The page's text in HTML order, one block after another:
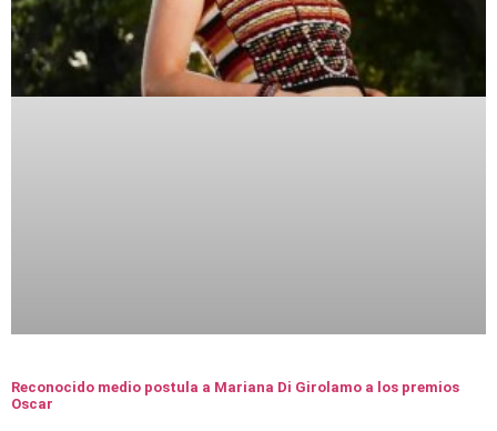
Reconocido medio postula a Mariana Di Girolamo a los premios
Oscar